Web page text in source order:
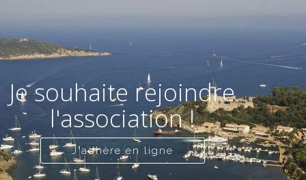
Je souhaite rejoindre
l'association !
J'adhère en ligne